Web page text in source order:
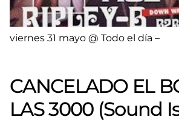
viernes 31 mayo @ Todo el día –
CANCELADO EL BOBO DE
LAS 3000 (Sound